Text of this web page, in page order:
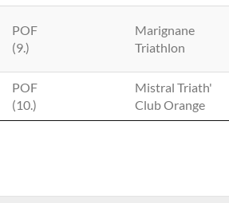
POF
(9.)
Marignane
Triathlon
POF
(10.)
Mistral Triath'
Club Orange